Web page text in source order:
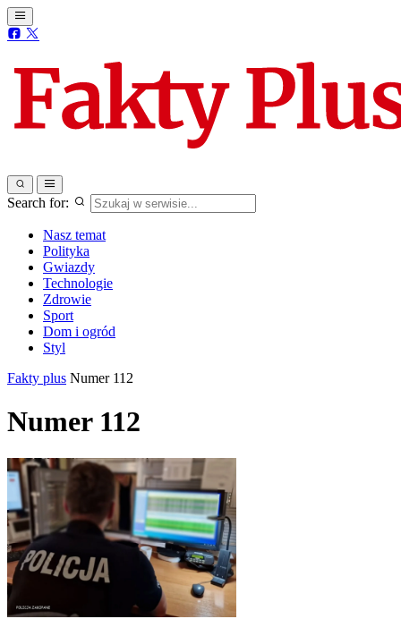
Search for:
Nasz temat
Polityka
Gwiazdy
Technologie
Zdrowie
Sport
Dom i ogród
Styl
Fakty plus Numer 112
Numer 112